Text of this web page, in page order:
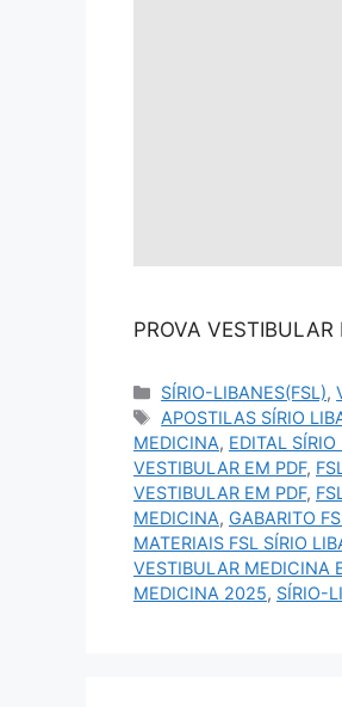
PROVA
SÍRIO-LIBANES(FSL),
APOSTILAS SÍRIO
MEDICINA, EDITAL
VESTIBULAR EM PDF,
VESTIBULAR EM PDF,
MEDICINA, GABARITO
MATERIAIS FSL SÍRIO
VESTIBULAR MEDICINA
MEDICINA 2025, SÍRIO-